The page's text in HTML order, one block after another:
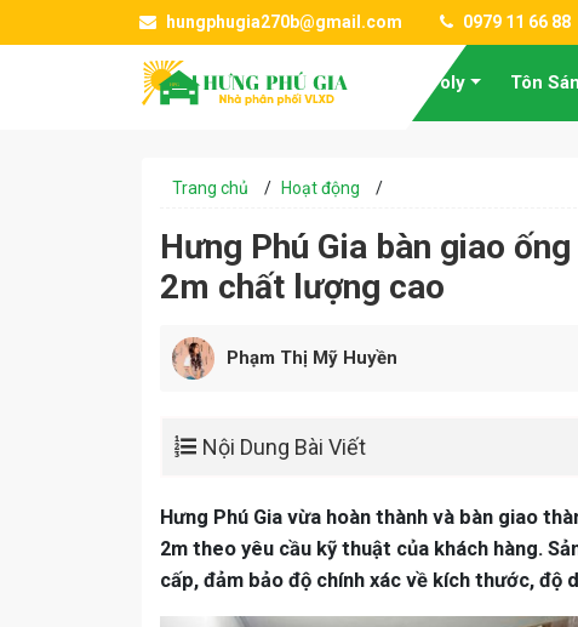
hungphugia270b@gmail.com 0979 11 66 88
Tấm Poly Tôn
Trang chủ / Hoạt động /
Hưng Phú Gia bàn giao
2m chất lượng cao
Phạm Thị Mỹ Huyền
Nội Dung Bài Viết
Hưng Phú Gia vừa hoàn thành và bàn giao
2m theo yêu cầu kỹ thuật của khách hàng.
cấp, đảm bảo độ chính xác về kích thước, độ